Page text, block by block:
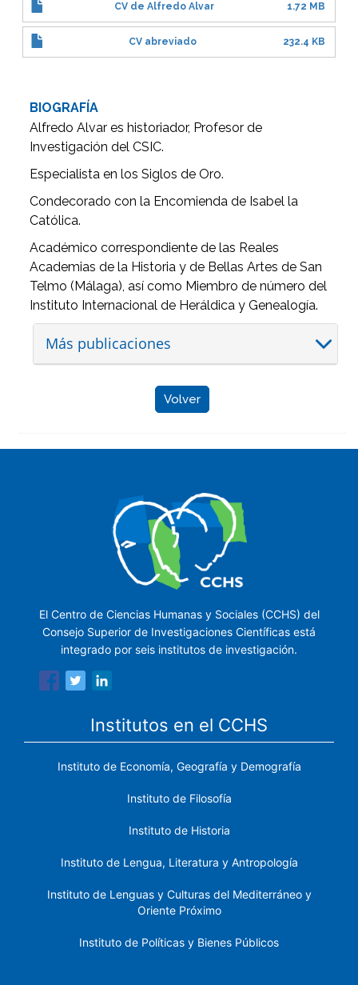
CV de Alfredo Alvar 1.72 MB
CV abreviado 232.4 KB
BIOGRAFÍA
Alfredo Alvar es historiador, Profesor de
Investigación del CSIC.
Especialista en los Siglos de Oro.
Condecorado con la Encomienda de Isabel la
Católica.
Académico correspondiente de las Reales
Academias de la Historia y de Bellas Artes de San
Telmo (Málaga), así como Miembro de número del
Instituto Internacional de Heráldica y Genealogía.
Más publicaciones
Volver
El Centro de Ciencias Humanas y Sociales (CCHS) del
Consejo Superior de Investigaciones Científicas está
integrado por seis institutos de investigación.
Institutos en el CCHS
Instituto de Economía, Geografía y Demografía
Instituto de Filosofía
Instituto de Historia
Instituto de Lengua, Literatura y Antropología
Instituto de Lenguas y Culturas del Mediterráneo y
Oriente Próximo
Instituto de Políticas y Bienes Públicos